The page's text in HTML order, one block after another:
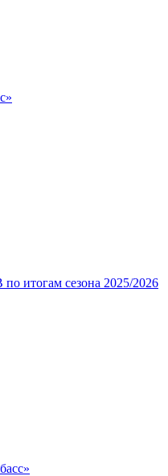
итогам сезона 2025/2026